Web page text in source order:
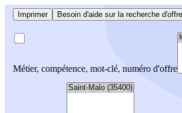
Imprimer Besoin d'aide sur la recherche
Métier, compétence, mot-clé, numéro d'offre